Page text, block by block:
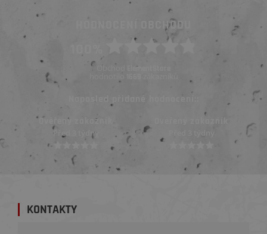
HODNOCENÍ OBCHODU
Obchod ElementStore
hodnotilo
Naposled přidané hodnocení::
Ověřený zákazník
Před 3 týdny
KONTAKTY